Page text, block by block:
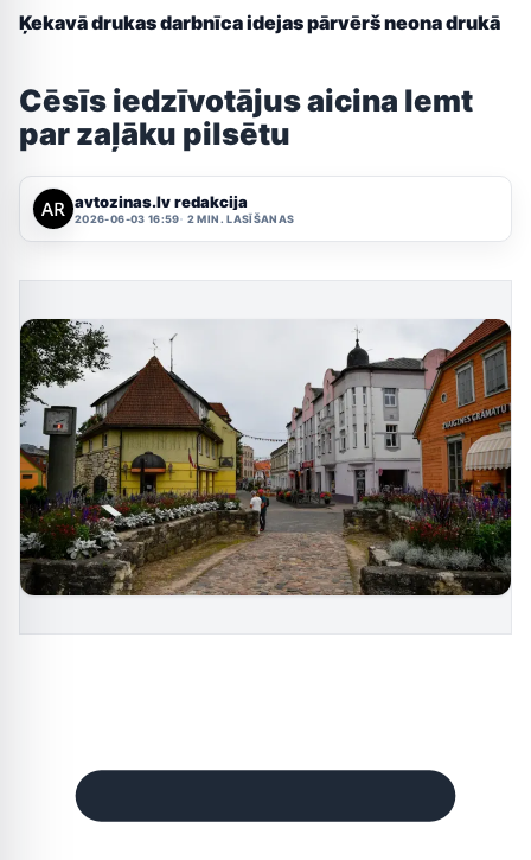
Ķekavā drukas darbnīca idejas pārvērš neona drukā
Cēsīs iedzīvotājus aicina lemt
par zaļāku pilsētu
avtozinas.lv redakcija
2026-06-03 16:59 2 MIN. LASĪŠANAS